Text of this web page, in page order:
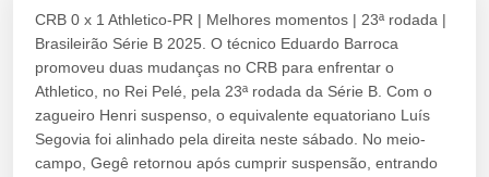
CRB 0 x 1 Athletico-PR | Melhores momentos | 23ª rodada |
Brasileirão Série B 2025. O técnico Eduardo Barroca
promoveu duas mudanças no CRB para enfrentar o
Athletico, no Rei Pelé, pela 23ª rodada da Série B. Com o
zagueiro Henri suspenso, o equivalente equatoriano Luís
Segovia foi alinhado pela direita neste sábado. No meio-
campo, Gegê retornou após cumprir suspensão, entrando